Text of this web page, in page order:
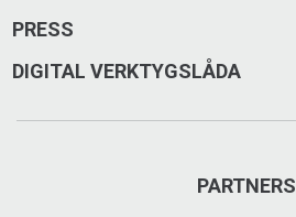
PRESS
DIGITAL VERKTYGSLÅDA
PARTNERS